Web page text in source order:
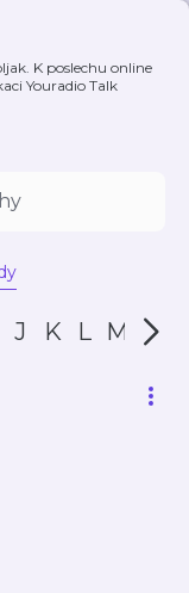
K poslechu online
Youradio Talk
J K L M N